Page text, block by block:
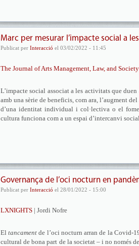
Marc per mesurar l’impacte social a
Publicat per Interacció el 03/02/2022 - 11:45
The Journal of Arts Management, Law, and Society
L’impacte social associat a les activitats que
amb una sèrie de beneficis, com ara, l’augment
d’una identitat individual i col·lectiva o el
cultura funciona com a un espai d’intercanvi
Governança de l’oci nocturn en
Publicat per Interacció el 28/01/2022 - 15:00
LXNIGHTS | Jordi Nofre
Eltancament de l’oci nocturn arran de la Covid-
cultural de bona part de la societat – i no només